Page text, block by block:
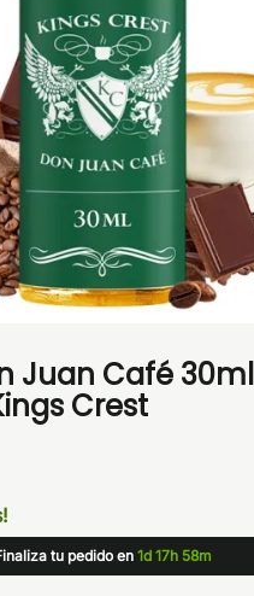
Juan Café
Crest
tu pedido en 1d 17h 58m